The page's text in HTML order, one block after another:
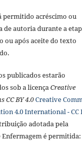
permitido acréscimo ou
de autoria durante a
ou após aceite do texto
publicados estarão
sob a licença Creative
CC BY 4.0Creative
4.0 International - CC
adotada pela
Enfermagem é permitida: